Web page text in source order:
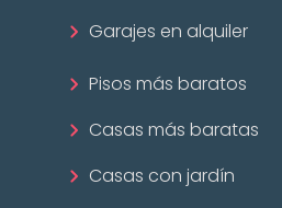
Garajes en alquiler
Pisos más baratos
Casas más baratas
Casas con jardín